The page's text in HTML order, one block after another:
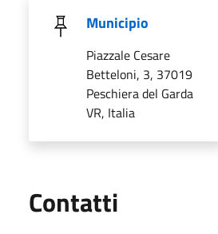
Municipio
Piazzale Cesare
Betteloni, 3, 37019
Peschiera del Garda
VR, Italia
Contatti